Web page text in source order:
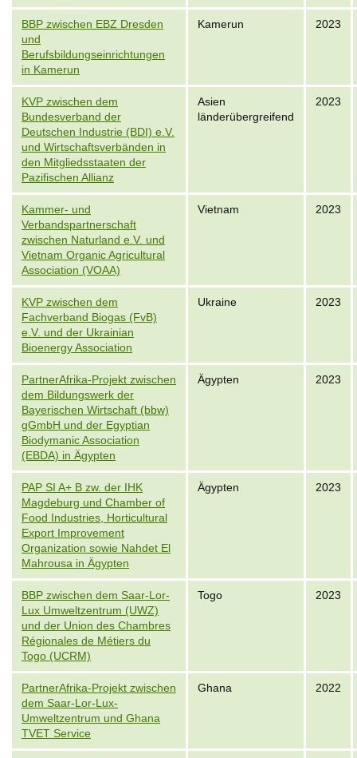
BBP zwischen EBZ Dresden
und
Berufsbildungseinrichtungen
in Kamerun
Kamerun 2023
KVP zwischen dem
Bundesverband der
Deutschen Industrie (BDI) e.V.
und Wirtschaftsverbänden in
den Mitgliedsstaaten der
Pazifischen Allianz
Asien
länderübergreifend
2023
Kammer- und
Verbandspartnerschaft
zwischen Naturland e.V. und
Vietnam Organic Agricultural
Association (VOAA)
Vietnam 2023
KVP zwischen dem
Fachverband Biogas (FvB)
e.V. und der Ukrainian
Bioenergy Association
Ukraine 2023
PartnerAfrika-Projekt zwischen
dem Bildungswerk der
Bayerischen Wirtschaft (bbw)
gGmbH und der Egyptian
Biodymanic Association
(EBDA) in Ägypten
Ägypten 2023
PAP SI A+ B zw. der IHK
Magdeburg und Chamber of
Food Industries, Horticultural
Export Improvement
Organization sowie Nahdet El
Mahrousa in Ägypten
Ägypten 2023
BBP zwischen dem Saar-Lor-
Lux Umweltzentrum (UWZ)
und der Union des Chambres
Régionales de Métiers du
Togo (UCRM)
Togo 2023
PartnerAfrika-Projekt zwischen
dem Saar-Lor-Lux-
Umweltzentrum und Ghana
TVET Service
Ghana 2022